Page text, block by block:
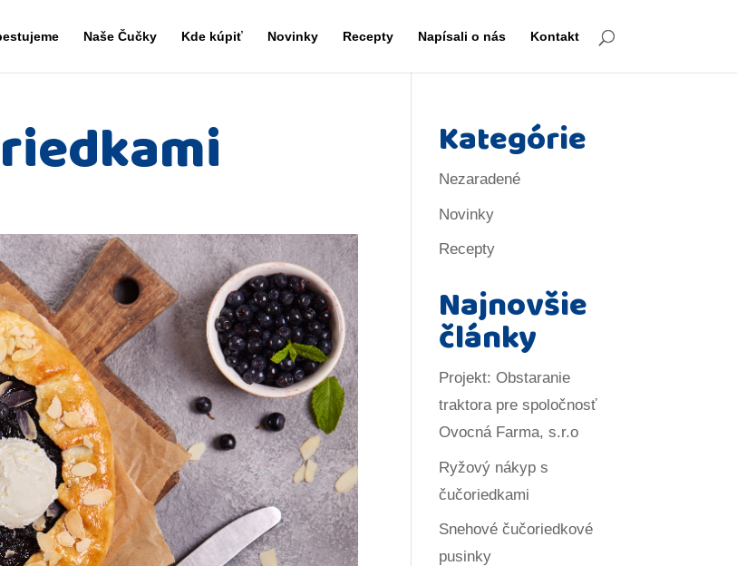
Naše Čučky Kde kúpiť Novinky Recepty Napísali o nás Kontakt
Kategórie
Nezaradené
Novinky
Recepty
Najnovšie
články
Projekt: Obstaranie
traktora pre spoločnosť
Ovocná Farma, s.r.o
Ryžový nákyp s
čučoriedkami
Snehové čučoriedkové
pusinky